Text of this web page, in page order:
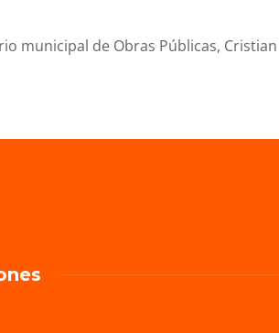
municipal de Obras Públicas, Cristian